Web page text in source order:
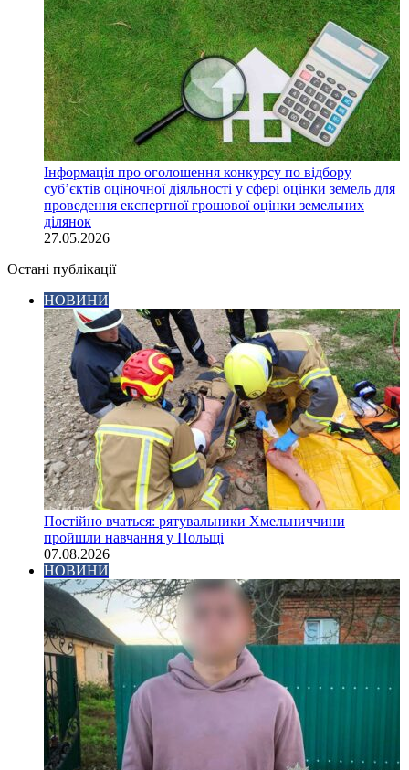
Інформація про оголошення конкурсу по відбору
суб’єктів оціночної діяльності у сфері оцінки земель для
проведення експертної грошової оцінки земельних
ділянок
27.05.2026
Остані публікації
НОВИНИ
Постійно вчаться: рятувальники Хмельниччини
пройшли навчання у Польщі
07.08.2026
НОВИНИ